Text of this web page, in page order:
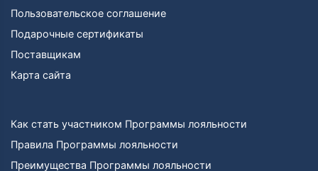
Пользовательское соглашение
Подарочные сертификаты
Поставщикам
Карта сайта
Как стать участником Программы лояльности
Правила Программы лояльности
Преимущества Программы лояльности